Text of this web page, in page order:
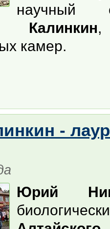
научный
Калинкин,
камер.
-
Юрий